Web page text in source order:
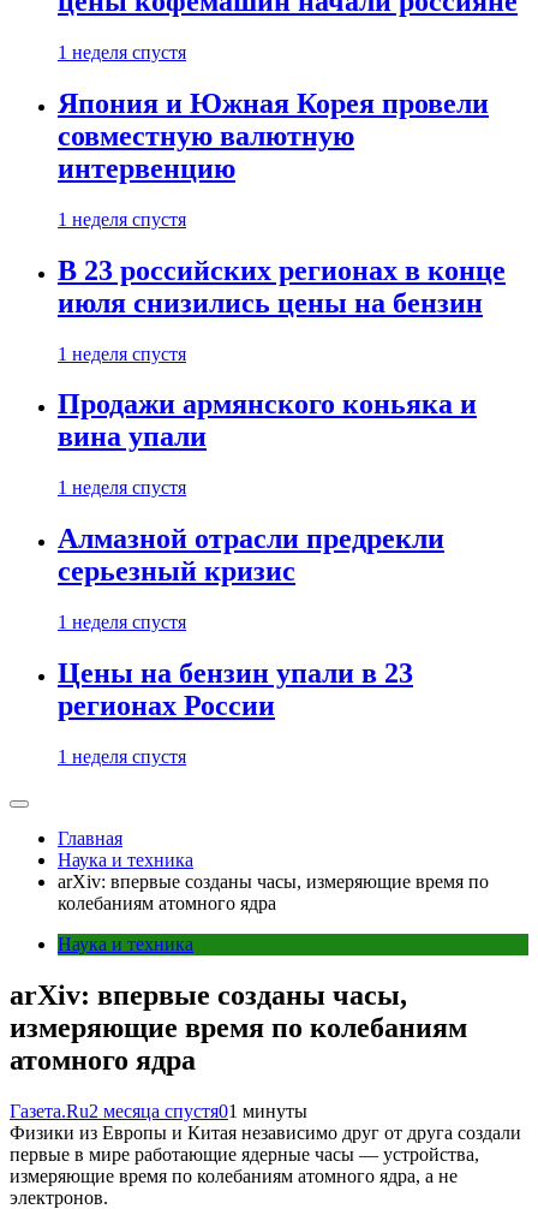
1 неделя спустя
Япония и Южная Корея провели
совместную валютную
интервенцию
1 неделя спустя
В 23 российских регионах в конце
июля снизились цены на бензин
1 неделя спустя
Продажи армянского коньяка и
вина упали
1 неделя спустя
Алмазной отрасли предрекли
серьезный кризис
1 неделя спустя
Цены на бензин упали в 23
регионах России
1 неделя спустя
Главная
Наука и техника
arXiv: впервые созданы часы, измеряющие время по
колебаниям атомного ядра
Наука и техника
arXiv: впервые созданы часы,
измеряющие время по колебаниям
атомного ядра
Газета.Ru2 месяца спустя01 минуты
Физики из Европы и Китая независимо друг от друга создали
первые в мире работающие ядерные часы — устройства,
измеряющие время по колебаниям атомного ядра, а не
электронов.